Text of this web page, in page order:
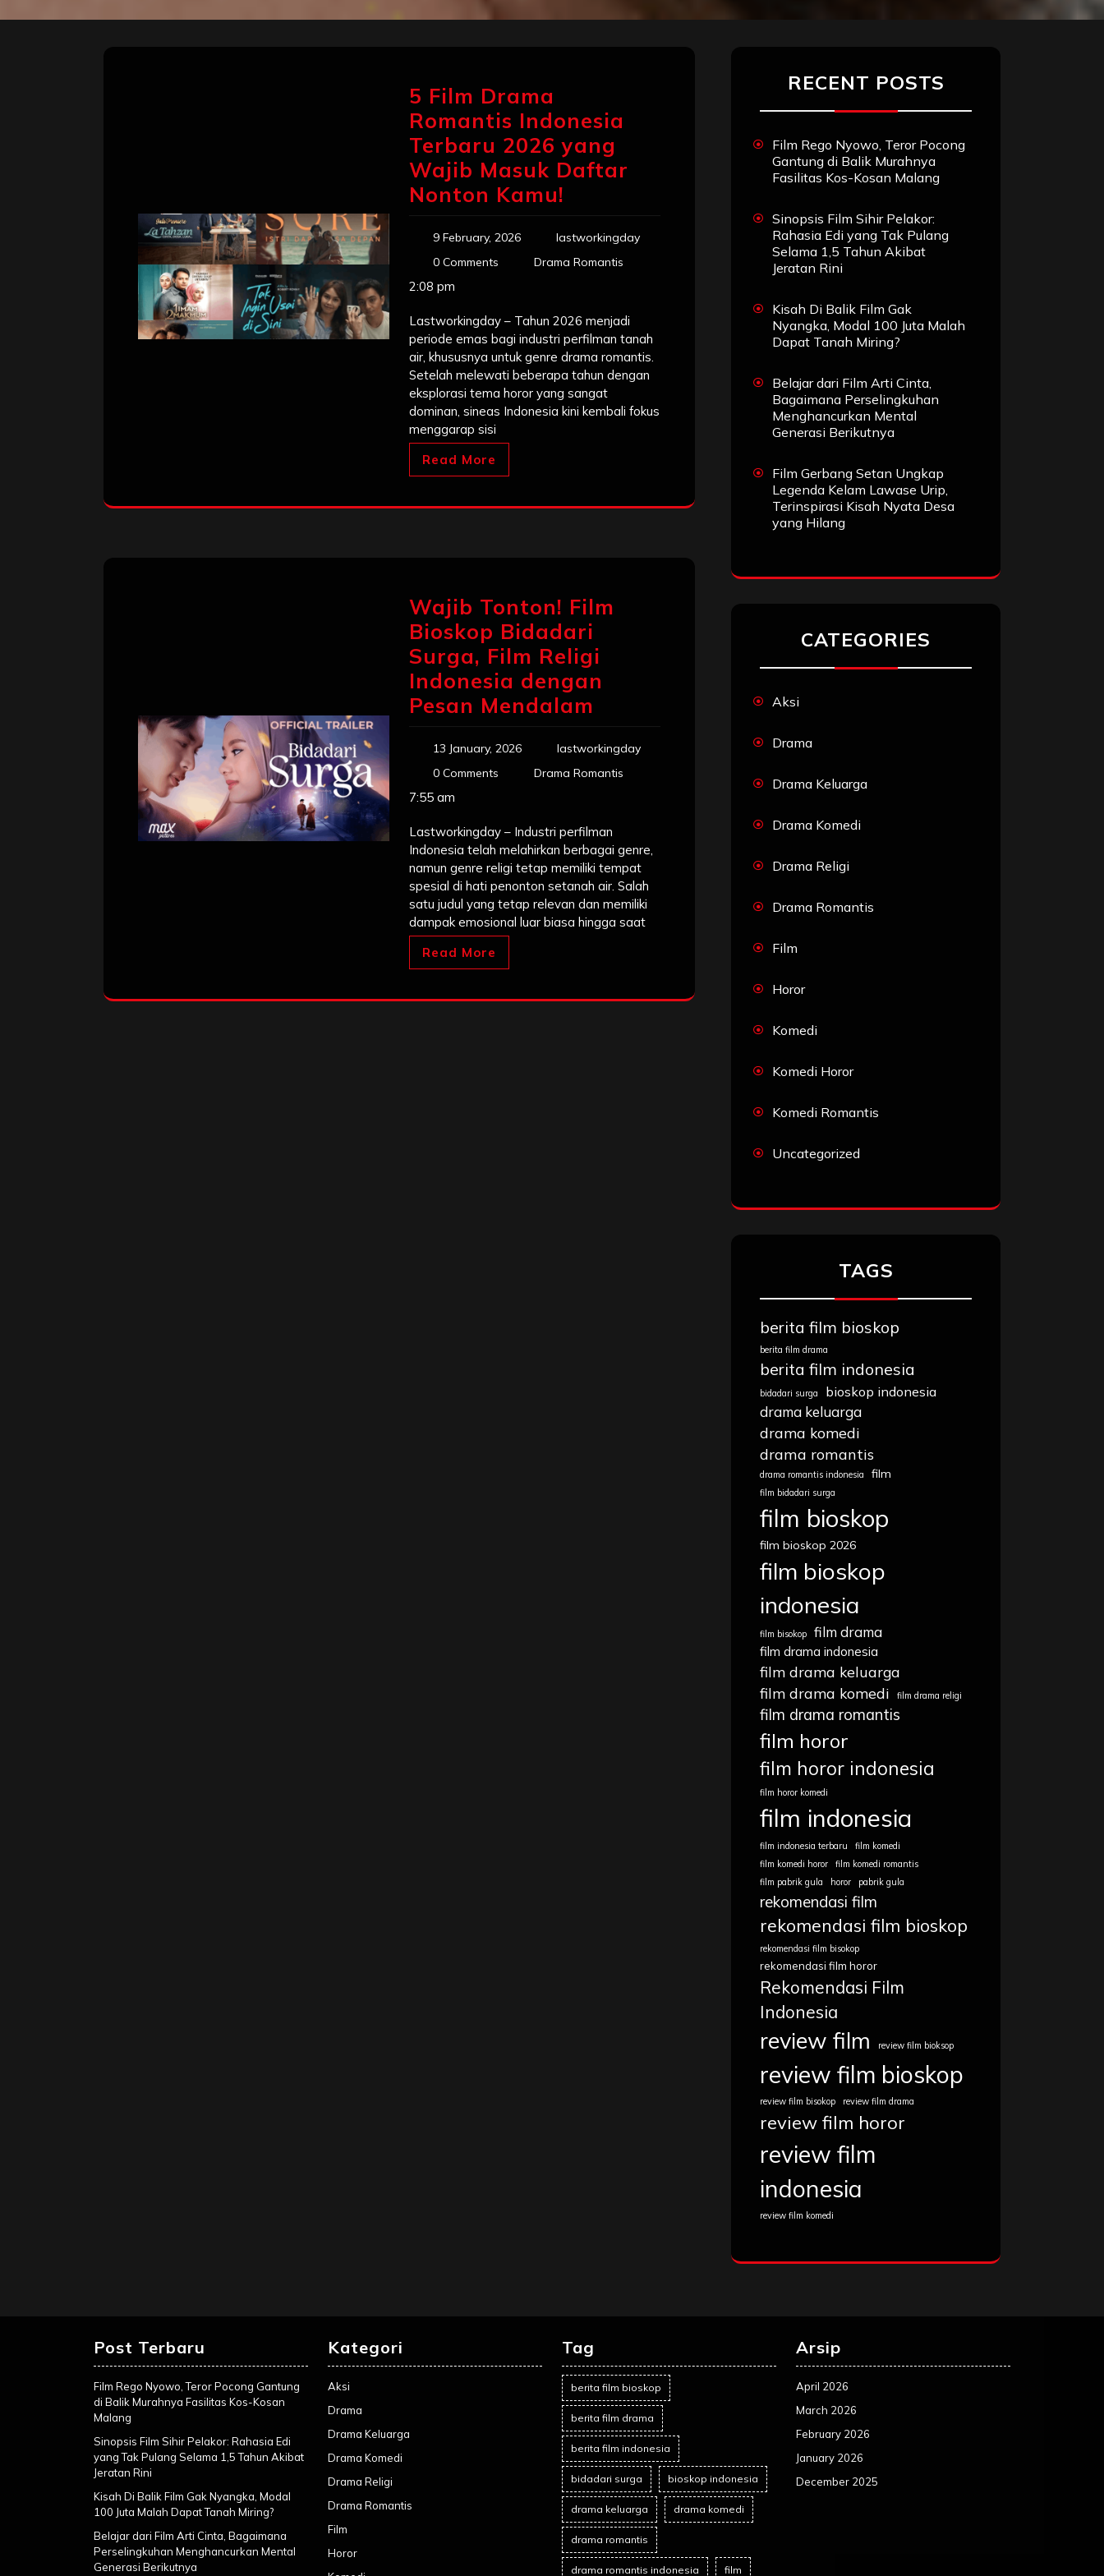
5 Film Drama
Romantis Indonesia
Terbaru 2026 yang
Wajib Masuk Daftar
Nonton Kamu!
9 February, 2026
lastworkingday
0 Comments
Drama Romantis
2:08 pm
Lastworkingday – Tahun 2026 menjadi
periode emas bagi industri perfilman tanah
air, khususnya untuk genre drama romantis.
Setelah melewati beberapa tahun dengan
eksplorasi tema horor yang sangat
dominan, sineas Indonesia kini kembali fokus
menggarap sisi
Read More
Wajib Tonton! Film
Bioskop Bidadari
Surga, Film Religi
Indonesia dengan
Pesan Mendalam
13 January, 2026
lastworkingday
0 Comments
Drama Romantis
7:55 am
Lastworkingday – Industri perfilman
Indonesia telah melahirkan berbagai genre,
namun genre religi tetap memiliki tempat
spesial di hati penonton setanah air. Salah
satu judul yang tetap relevan dan memiliki
dampak emosional luar biasa hingga saat
Read More
RECENT POSTS
Film Rego Nyowo, Teror Pocong
Gantung di Balik Murahnya
Fasilitas Kos-Kosan Malang
Sinopsis Film Sihir Pelakor:
Rahasia Edi yang Tak Pulang
Selama 1,5 Tahun Akibat
Jeratan Rini
Kisah Di Balik Film Gak
Nyangka, Modal 100 Juta Malah
Dapat Tanah Miring?
Belajar dari Film Arti Cinta,
Bagaimana Perselingkuhan
Menghancurkan Mental
Generasi Berikutnya
Film Gerbang Setan Ungkap
Legenda Kelam Lawase Urip,
Terinspirasi Kisah Nyata Desa
yang Hilang
CATEGORIES
Aksi
Drama
Drama Keluarga
Drama Komedi
Drama Religi
Drama Romantis
Film
Horor
Komedi
Komedi Horor
Komedi Romantis
Uncategorized
TAGS
berita film bioskop
berita film drama
berita film indonesia
bidadari surga bioskop indonesia
drama keluarga
drama komedi
drama romantis
drama romantis indonesia film
film bidadari surga
film bioskop
film bioskop 2026
film bioskop
indonesia
film bisokop film drama
film drama indonesia
film drama keluarga
film drama komedi
film drama religi
film drama romantis
film horor
film horor indonesia
film horor komedi
film indonesia
film indonesia terbaru
film komedi
film komedi horor
film komedi romantis
film pabrik gula
horor pabrik gula
rekomendasi film
rekomendasi film bioskop
rekomendasi film bisokop
rekomendasi film horor
Rekomendasi Film
Indonesia
review film review film bioksop
review film bioskop
review film bisokop review film drama
review film horor
review film
indonesia
review film komedi
Post Terbaru
Film Rego Nyowo, Teror Pocong Gantung
di Balik Murahnya Fasilitas Kos-Kosan
Malang
Sinopsis Film Sihir Pelakor: Rahasia Edi
yang Tak Pulang Selama 1,5 Tahun Akibat
Jeratan Rini
Kisah Di Balik Film Gak Nyangka, Modal
100 Juta Malah Dapat Tanah Miring?
Belajar dari Film Arti Cinta, Bagaimana
Perselingkuhan Menghancurkan Mental
Generasi Berikutnya
Kategori
Aksi
Drama
Drama Keluarga
Drama Komedi
Drama Religi
Drama Romantis
Film
Horor
Tag
berita film bioskop
berita film drama
berita film indonesia
bidadari surga bioskop indonesia
drama keluarga drama komedi
drama romantis
drama romantis indonesia film
Arsip
April 2026
March 2026
February 2026
January 2026
December 2025